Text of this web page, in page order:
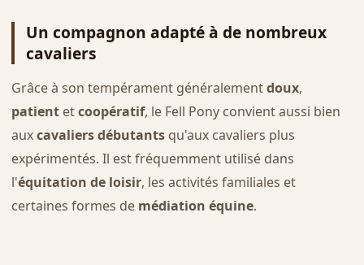
Un compagnon adapté à de nombreux
cavaliers
Grâce à son tempérament généralementdoux,
patientetcoopératif, le Fell Pony convient aussi bien
auxcavaliers débutantsqu'aux cavaliers plus
expérimentés. Il est fréquemment utilisé dans
l'équitation de loisir, les activités familiales et
certaines formes de médiation équine.